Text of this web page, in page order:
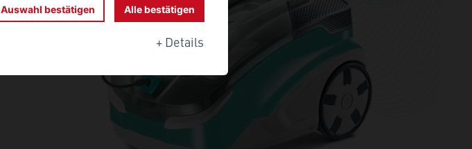
Auswahl bestätigen Alle bestätigen
+ Details